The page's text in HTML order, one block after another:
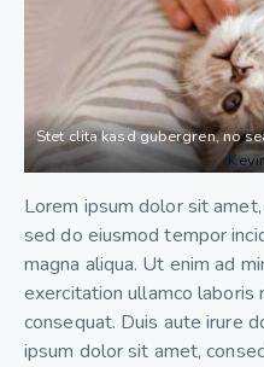
Stet clita kasd gubergren, no
Lorem ipsum dolor sit
sed do eiusmod tempor
magna aliqua. Ut enim ad
exercitation ullamco laboris
consequat. Duis aute irure
ipsum dolor sit amet,